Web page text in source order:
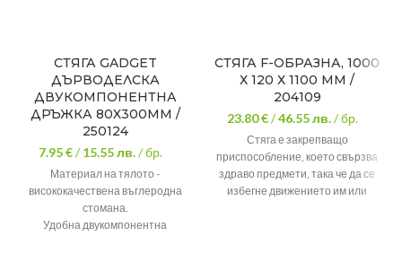
СТЯГА GADGET
ДЪРВОДЕЛСКА
ДВУКОМПОНЕНТНА
ДРЪЖКА 80X300MM /
250124
7.95 €/15.55лв./ бр.
Материал на тялото -
висококачествена въглеродна
стомана.
Удобна двукомпонентна
СТЯГА F-ОБРАЗНА, 1000
Х 120 Х 1100 ММ /
204109
23.80 €/46.55лв./ бр.
Стяга е закрепващо
приспособление, което свързва
здраво предмети, така че да се
избегне движението им или